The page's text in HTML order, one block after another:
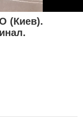
(Киев).